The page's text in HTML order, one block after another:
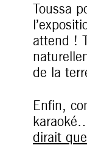
Toussa
attend !
de la
Enfin,
dirait